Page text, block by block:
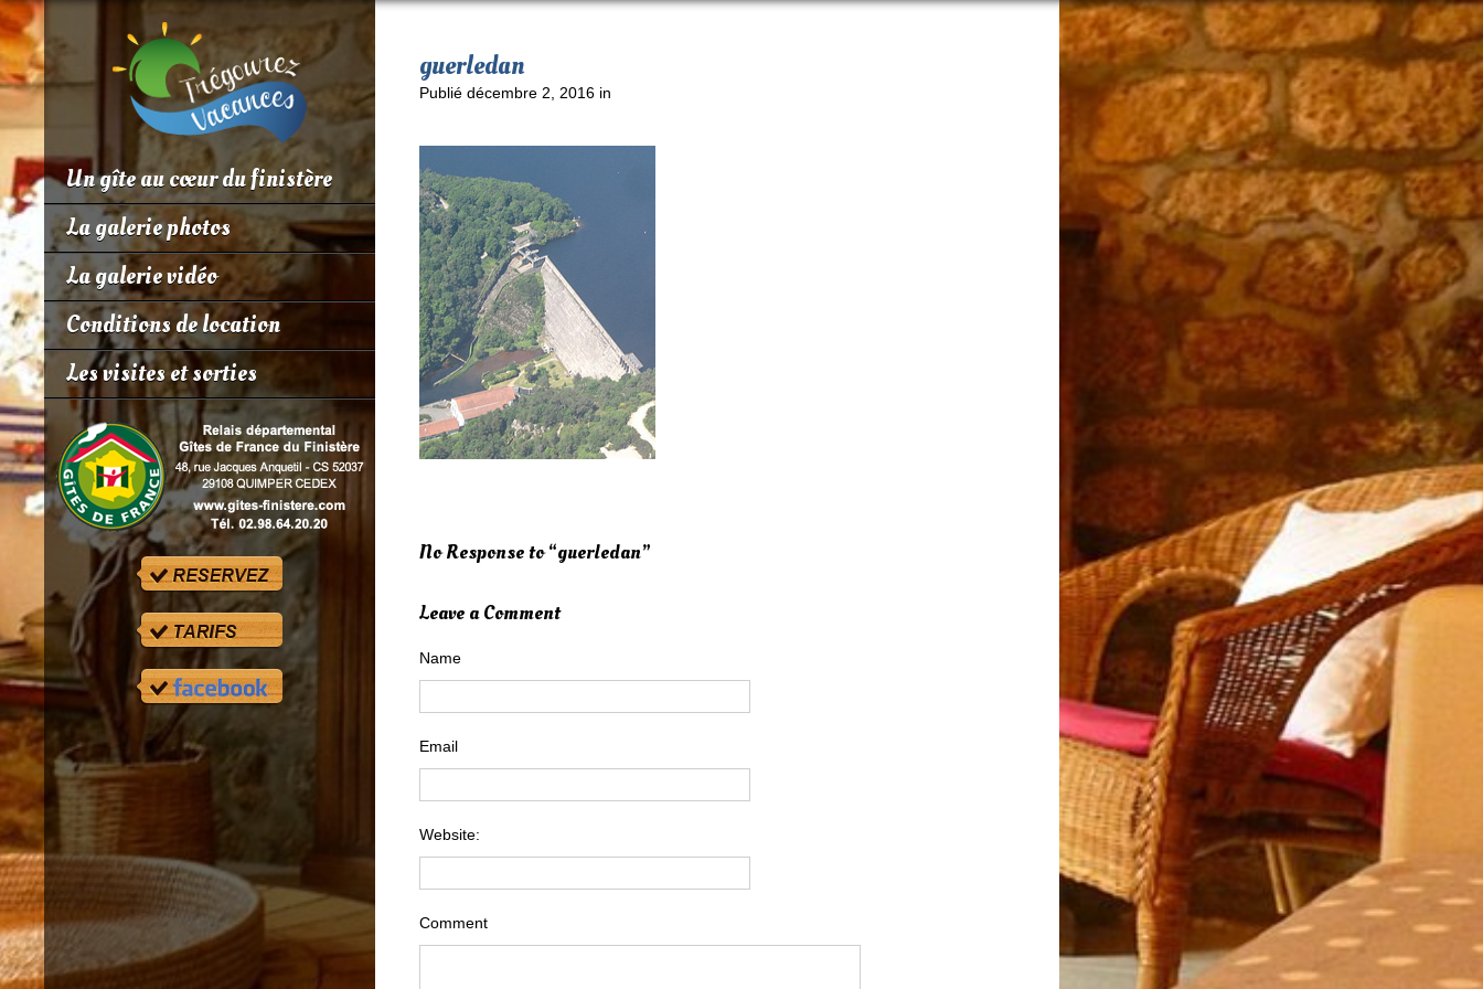
Un gîte au cœur du finistère
La galerie photos
La galerie vidéo
Conditions de location
Les visites et sorties
guerledan
Publié décembre 2, 2016 in
No Response to “guerledan”
Leave a Comment
Name
Email
Website:
Comment